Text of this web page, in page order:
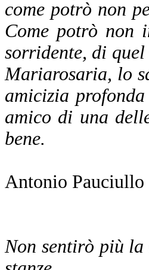
come potrò non
Come potrò non
sorridente, di
Mariarosaria, lo
amicizia
amico di una
bene.
Antonio Pauciullo
Non sentirò più la